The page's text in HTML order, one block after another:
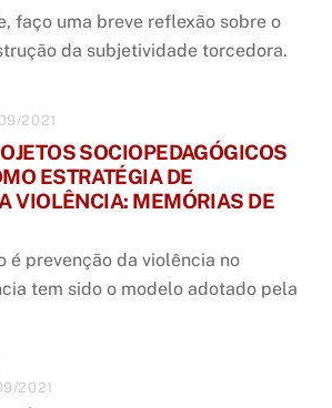
faço uma breve reflexão sobre o
da subjetividade torcedora.
2021
SOCIOPEDAGÓGICOS
ESTRATÉGIA DE
VIOLÊNCIA: MEMÓRIAS DE
é prevenção da violência no
tem sido o modelo adotado pela
2021